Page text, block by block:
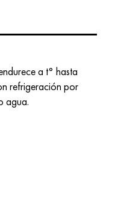
a t° hasta
refrigeración por
agua.